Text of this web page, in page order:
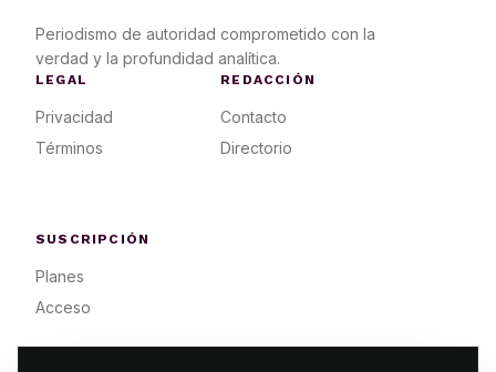
Periodismo de autoridad comprometido con la
verdad y la profundidad analítica.
LEGAL
Privacidad
Términos
REDACCIÓN
Contacto
Directorio
SUSCRIPCIÓN
Planes
Acceso